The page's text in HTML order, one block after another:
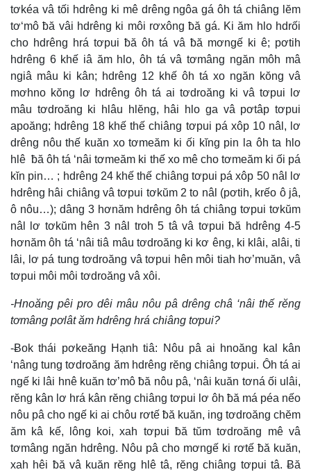
tơkéa vâ tối hdrêng ki mê drêng ngôa gá ôh tá chiâng lĕm
tơ‘mô ƀă vâi hdrêng ki môi rơxông ƀă gá. Ki ăm hlo hdrối
cho hdrêng hrá tơpui ƀă ôh tá vâ ƀă mơngế ki ê; pơtih
hdrêng 6 khế iâ ăm hlo, ôh tá vâ tơmâng ngăn môh mâ
ngiâ mâu ki kân; hdrêng 12 khế ôh tá xo ngăn kŏng vâ
mơhno kŏng lơ hdrêng ôh tá ai tơdroăng ki vâ tơpui lơ
mâu tơdroăng ki hlâu hlĕng, hâi hlo ga vâ pơtâp tơpui
apoăng; hdrêng 18 khế thế chiâng tơpui pá xôp 10 nâl, lơ
drêng nôu thế kuăn xo tơmeăm ki ối kĭng pin la ôh ta hlo
hlê ƀă ôh tá ‘nâi tơmeăm ki thế xo mê cho tơmeăm ki ối pá
kĭn pin… ; hdrêng 24 khế thế chiâng tơpui pá xôp 50 nâl lơ
hdrêng hâi chiâng vâ tơpui tơkŭm 2 to nâl (pơtih, krếo ô jâ,
ô nôu…); dâng 3 hơnăm hdrêng ôh tá chiâng tơpui tơkŭm
nâl lơ tơkŭm hên 3 nâl troh 5 tâ vâ tơpui ƀă hdrêng 4-5
hơnăm ôh tá ‘nâi tiâ mâu tơdroăng ki kơ êng, ki klâi, alâi, ti
lâi, lơ pá tung tơdroăng vâ tơpui hên môi tiah hơ’muăn, vâ
tơpui môi môi tơdroăng vâ xôi.
-Hnoăng pêi pro dêi mâu nôu pâ drêng châ ‘nâi thế rĕng
tơmâng pơlât ăm hdrêng hrá chiâng tơpui?
-Ƀok thái pơkeăng Hạnh tiâ: Nôu pâ ai hnoăng kal kân
‘nâng tung tơdroăng ăm hdrêng rĕng chiâng tơpui. Ôh tá ai
ngế ki lâi hnê kuăn tơ’mô ƀă nôu pâ, ‘nâi kuăn tơná ối ulâi,
rĕng kân lơ hrá kân rĕng chiâng tơpui lơ ôh ƀă má péa nếo
nôu pâ cho ngế ki ai chôu rơtế ƀă kuăn, ing tơdroăng chĕm
ăm kâ kế, lông koi, xah tơpui ƀă tŭm tơdroăng mê vâ
tơmâng ngăn hdrêng. Nôu pâ cho mơngế ki rơtế ƀă kuăn,
xah hêi ƀă vâ kuăn rĕng hlê tâ, rĕng chiâng tơpui tâ. Ƀă